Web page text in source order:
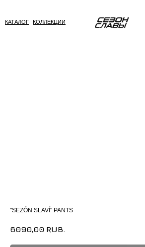
КАТАЛОГ КОЛЛЕКЦИИ
"SEZÓN SLAVÍ" PANTS
6090,00 RUB.